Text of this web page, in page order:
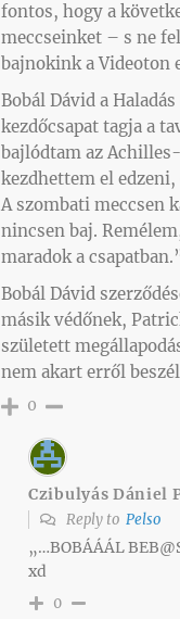
fontos, hogy a
meccseinket – s ne
bajnokink a Videoton
Bobál Dávid a
kezdőcsapat tagja a
bajlódtam az
kezdhettem el
A szombati meccsen
nincsen baj.
maradok a
Bobál Dávid
másik védőnek,
született
nem akart erről
0
Czibulyás Dániel
Reply to Pelso
„…BOBÁÁÁL
xd
0